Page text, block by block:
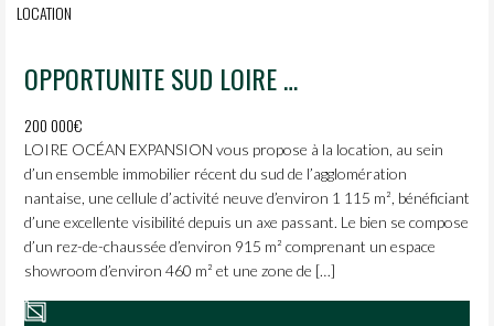
LOCATION
OPPORTUNITE SUD LOIRE / POLE SUD
200 000€
LOIRE OCÉAN EXPANSION vous propose à la location, au sein
d’un ensemble immobilier récent du sud de l’agglomération
nantaise, une cellule d’activité neuve d’environ 1 115 m², bénéficiant
d’une excellente visibilité depuis un axe passant. Le bien se compose
d’un rez-de-chaussée d’environ 915 m² comprenant un espace
showroom d’environ 460 m² et une zone de […]